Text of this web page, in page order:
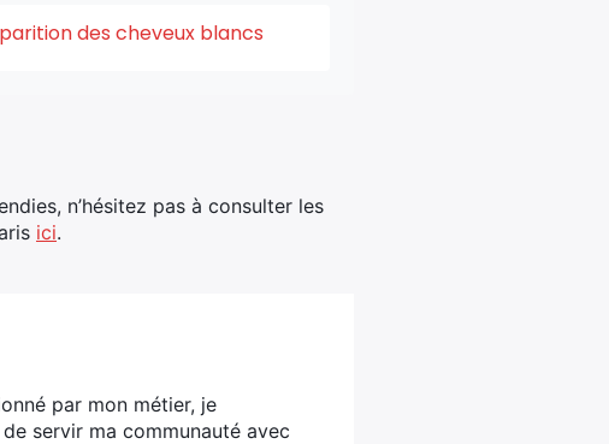
des cheveux blancs
n’hésitez pas à consulter les
ici.
par mon métier, je
servir ma communauté avec